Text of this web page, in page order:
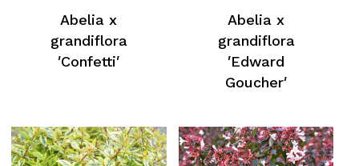
Abelia x
grandiflora
′Confetti′
Abelia x
grandiflora
′Edward
Goucher′